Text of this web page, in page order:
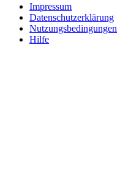
Impressum
Datenschutzerklärung
Nutzungsbedingungen
Hilfe